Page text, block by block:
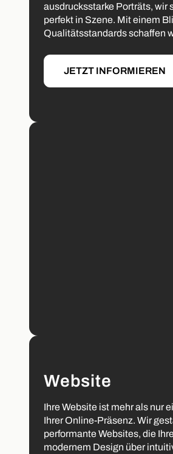
ausdrucksstarke Porträts, wir
perfekt in Szene. Mit einem
Qualitätsstandards schaffen
JETZT INFORMIEREN
Website
Ihre Website ist mehr als nur
Ihrer Online-Präsenz. Wir
performante Websites, die
modernem Design über